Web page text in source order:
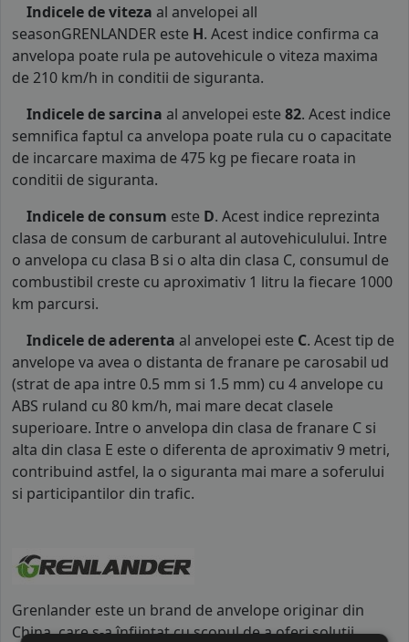
Indicele de viteza al anvelopei all
seasonGRENLANDER este H. Acest indice confirma ca
anvelopa poate rula pe autovehicule o viteza maxima
de 210 km/h in conditii de siguranta.
Indicele de sarcina al anvelopei este 82. Acest indice
semnifica faptul ca anvelopa poate rula cu o capacitate
de incarcare maxima de 475 kg pe fiecare roata in
conditii de siguranta.
Indicele de consum este D. Acest indice reprezinta
clasa de consum de carburant al autovehiculului. Intre
o anvelopa cu clasa B si o alta din clasa C, consumul de
combustibil creste cu aproximativ 1 litru la fiecare 1000
km parcursi.
Indicele de aderenta al anvelopei este C. Acest tip de
anvelope va avea o distanta de franare pe carosabil ud
(strat de apa intre 0.5 mm si 1.5 mm) cu 4 anvelope cu
ABS ruland cu 80 km/h, mai mare decat clasele
superioare. Intre o anvelopa din clasa de franare C si
alta din clasa E este o diferenta de aproximativ 9 metri,
contribuind astfel, la o siguranta mai mare a soferului
si participantilor din trafic.
Grenlander este un brand de anvelope originar din
China, care s-a înființat cu scopul de a oferi soluții